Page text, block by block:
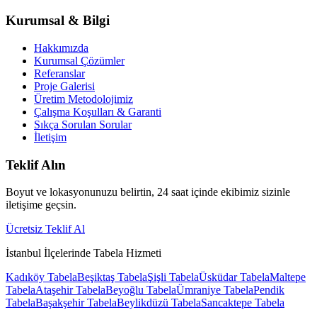
Kurumsal & Bilgi
Hakkımızda
Kurumsal Çözümler
Referanslar
Proje Galerisi
Üretim Metodolojimiz
Çalışma Koşulları & Garanti
Sıkça Sorulan Sorular
İletişim
Teklif Alın
Boyut ve lokasyonunuzu belirtin, 24 saat içinde ekibimiz sizinle
iletişime geçsin.
Ücretsiz Teklif Al
İstanbul İlçelerinde Tabela Hizmeti
Kadıköy TabelaBeşiktaş TabelaŞişli TabelaÜsküdarTabelaMaltepe
TabelaAtaşehirTabelaBeyoğlu TabelaÜmraniye TabelaPendik
TabelaBaşakşehirTabelaBeylikdüzü TabelaSancaktepe Tabela